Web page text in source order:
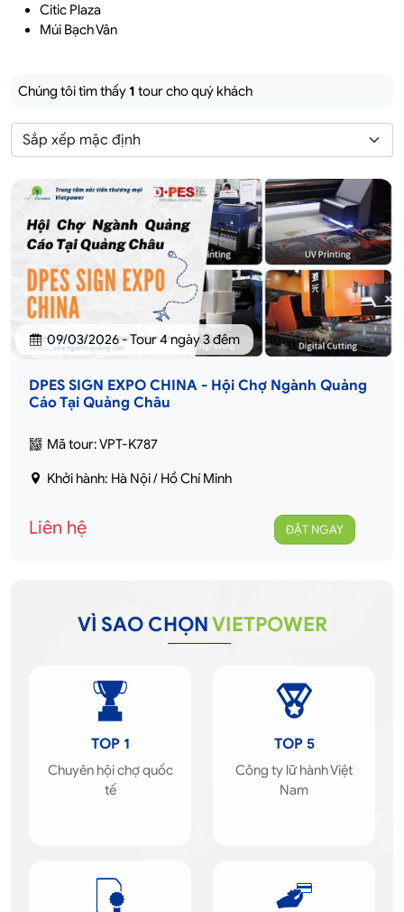
Citic Plaza
Múi Bạch Vân
Chúng tôi tìm thấy 1 tour cho quý khách
09/03/2026 - Tour 4 ngày 3 đêm
DPES SIGN EXPO CHINA - Hội Chợ Ngành Quảng
Cáo Tại Quảng Châu
Mã tour: VPT-K787
Khởi hành: Hà Nội / Hồ Chí Minh
Liên hệ ĐẶT NGAY
VÌ SAO CHỌNVIETPOWER
TOP 1
Chuyên hội chợ quốc
tế
TOP 5
Công ty lữ hành Việt
Nam